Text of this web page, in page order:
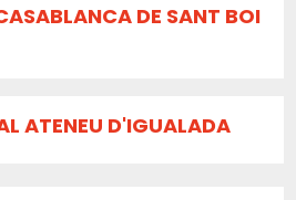
DE SANT BOI
ATENEU D'IGUALADA